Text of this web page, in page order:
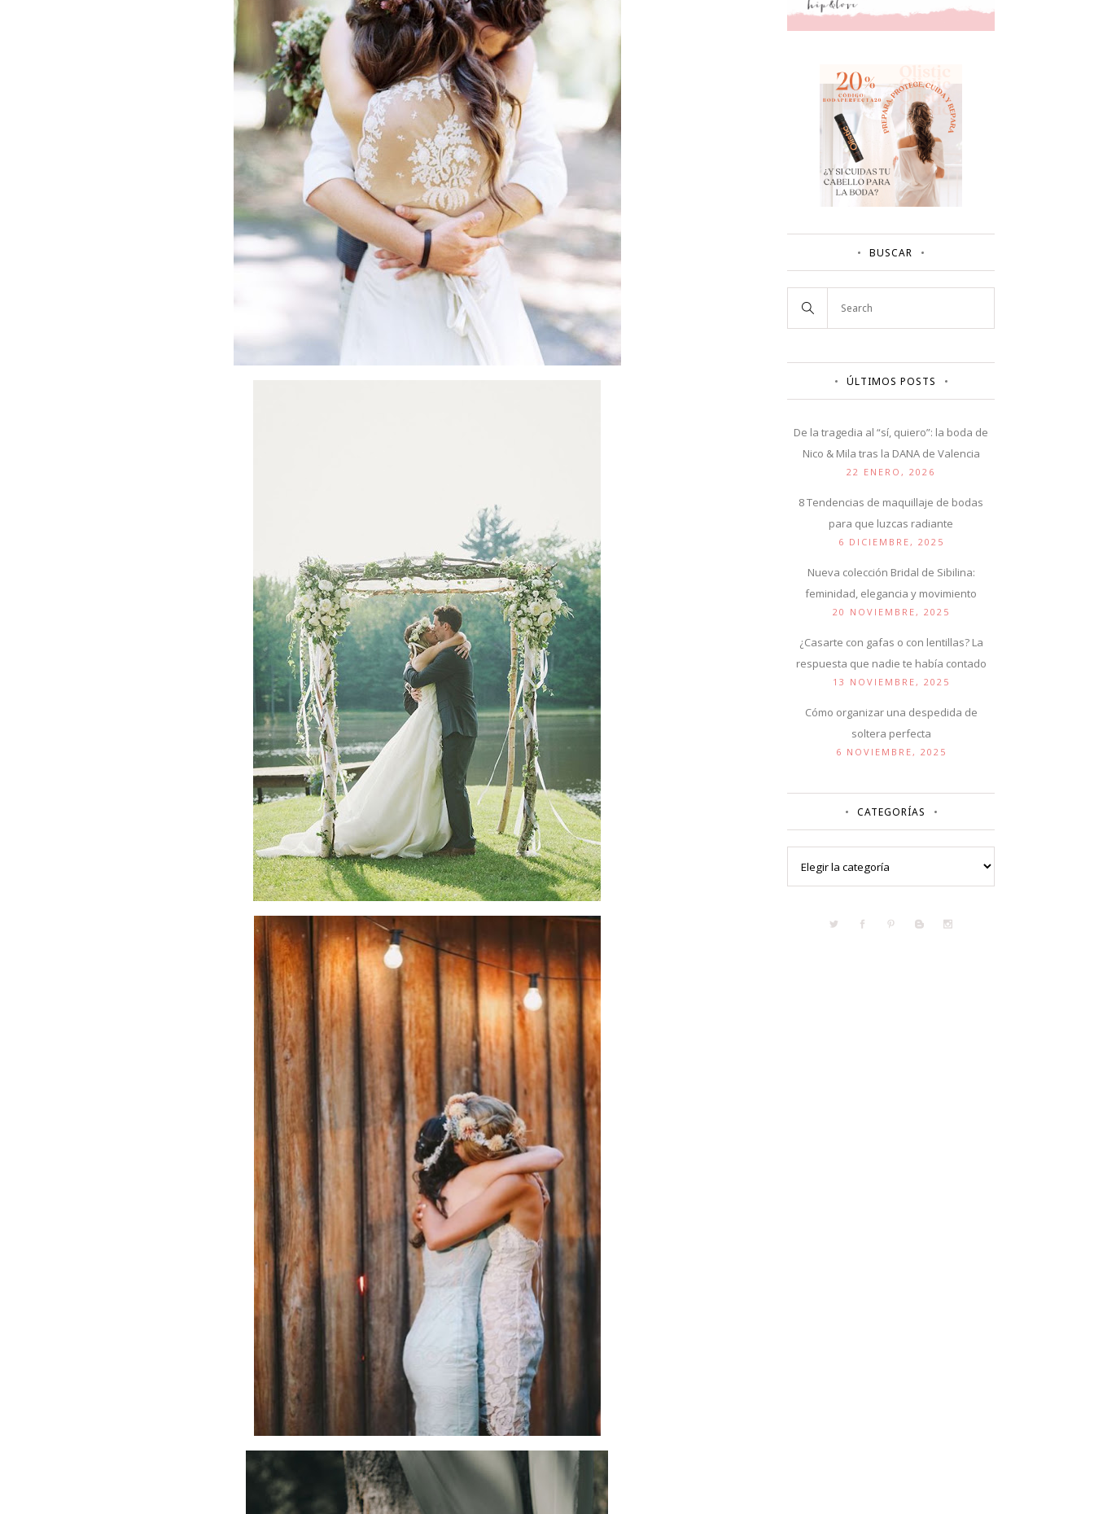
BUSCAR
ÚLTIMOS POSTS
De la tragedia al “sí, quiero”: la boda de
Nico & Mila tras la DANA de Valencia
22 ENERO, 2026
8 Tendencias de maquillaje de bodas
para que luzcas radiante
6 DICIEMBRE, 2025
Nueva colección Bridal de Sibilina:
feminidad, elegancia y movimiento
20 NOVIEMBRE, 2025
¿Casarte con gafas o con lentillas? La
respuesta que nadie te había contado
13 NOVIEMBRE, 2025
Cómo organizar una despedida de
soltera perfecta
6 NOVIEMBRE, 2025
CATEGORÍAS